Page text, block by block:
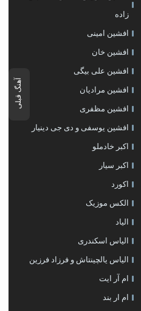
آهنگ قبلی
زاده
افشین امینی
افشین خان
افشین علی بیگی
افشین مرادیان
افشین مظفری
افشین یوسفی و دی جی دینیار
اکبر خادملو
اکبر سیار
اکورد
الکس موزیک
الیاد
الیاس اسکندری
الیاس یالچینتاش و فرزاد فرزین
ام آر ایت
ام‌ ار بند